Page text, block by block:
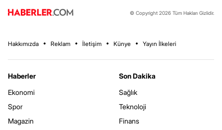
© Copyright 2026 Tüm Hakları Gizlidir.
Hakkımızda Reklam İletişim Künye Yayın İlkeleri
Haberler
Ekonomi
Spor
Magazin
Son Dakika
Sağlık
Teknoloji
Finans